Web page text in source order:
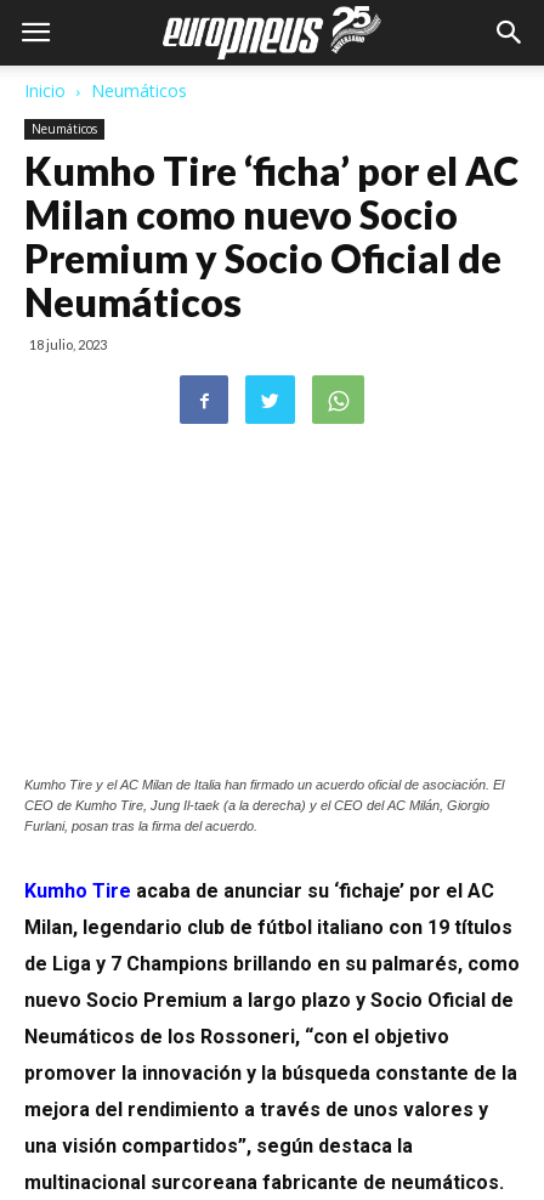
Inicio Neumáticos
Neumáticos
Kumho Tire ‘ficha’ por el AC
Milan como nuevo Socio
Premium y Socio Oficial de
Neumáticos
18 julio, 2023
Kumho Tire y el AC Milan de Italia han firmado un acuerdo oficial de asociación. El
CEO de Kumho Tire, Jung Il-taek (a la derecha) y el CEO del AC Milán, Giorgio
Furlani, posan tras la firma del acuerdo.
Kumho Tire acaba de anunciar su ‘fichaje’ por el AC
Milan, legendario club de fútbol italiano con 19 títulos
de Liga y 7 Champions brillando en su palmarés, como
nuevo Socio Premium a largo plazo y Socio Oficial de
Neumáticos de los Rossoneri, “con el objetivo
promover la innovación y la búsqueda constante de la
mejora del rendimiento a través de unos valores y
una visión compartidos”, según destaca la
multinacional surcoreana fabricante de neumáticos.